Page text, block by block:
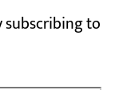
subscribing to